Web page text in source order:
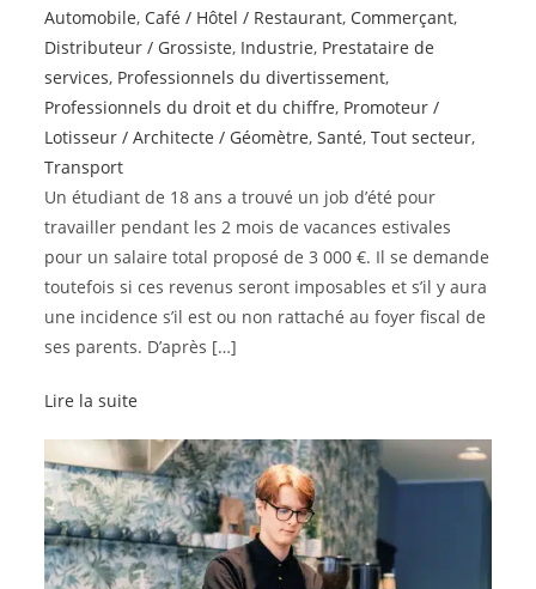
Automobile, Café / Hôtel / Restaurant, Commerçant,
Distributeur / Grossiste, Industrie, Prestataire de
services, Professionnels du divertissement,
Professionnels du droit et du chiffre, Promoteur /
Lotisseur / Architecte / Géomètre,Santé,Tout secteur,
Transport
Un étudiant de 18 ans a trouvé un job d’été pour
travailler pendant les 2 mois de vacances estivales
pour un salaire total proposé de 3 000 €. Il se demande
toutefois si ces revenus seront imposables et s’il y aura
une incidence s’il est ou non rattaché au foyer fiscal de
ses parents. D’après […]
Lire la suite